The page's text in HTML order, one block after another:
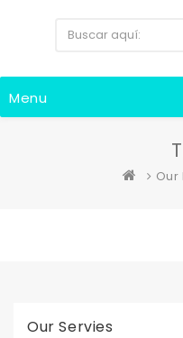
Menu
Our
Our Servies